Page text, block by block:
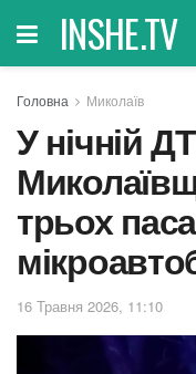
INSHE.TV
Головна Миколаїв
У нічній
трьох
16 Травня 2026, 11:10